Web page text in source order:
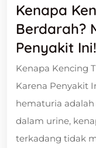
Kenapa
Berdarah?
Penyakit Ini!
Kenapa Kencing
Karena Penyakit
hematuria
dalam urine,
terkadang tidak